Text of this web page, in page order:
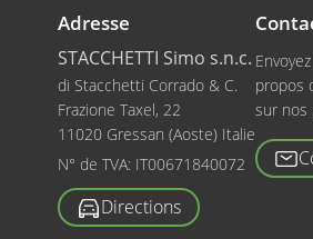
Adresse
STACCHETTI Simo s.n.c.
di Stacchetti Corrado & C.
Frazione Taxel, 22
11020 Gressan (Aoste) Italie
N° de TVA: IT00671840072
Directions
propos
sur nos